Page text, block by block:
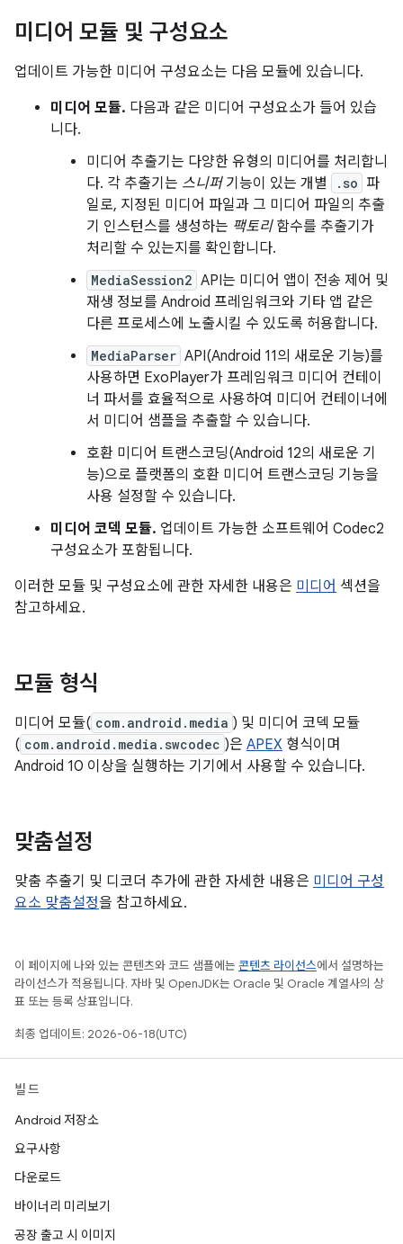
미디어 모듈 및 구성요소
업데이트 가능한 미디어 구성요소는 다음 모듈에 있습니다.
미디어 모듈. 다음과 같은 미디어 구성요소가 들어 있습
니다.
미디어 추출기는 다양한 유형의 미디어를 처리합니
다. 각 추출기는 스니퍼기능이 있는 개별 .so 파
일로, 지정된 미디어 파일과 그 미디어 파일의 추출
기 인스턴스를 생성하는 팩토리함수를 추출기가
처리할 수 있는지를 확인합니다.
MediaSession2 API는 미디어 앱이 전송 제어 및
재생 정보를 Android 프레임워크와 기타 앱 같은
다른 프로세스에 노출시킬 수 있도록 허용합니다.
MediaParser API(Android 11의 새로운 기능)를
사용하면 ExoPlayer가 프레임워크 미디어 컨테이
너 파서를 효율적으로 사용하여 미디어 컨테이너에
서 미디어 샘플을 추출할 수 있습니다.
호환 미디어 트랜스코딩(Android 12의 새로운 기
능)으로 플랫폼의 호환 미디어 트랜스코딩 기능을
사용 설정할 수 있습니다.
미디어 코덱 모듈. 업데이트 가능한 소프트웨어 Codec2
구성요소가 포함됩니다.
이러한 모듈 및 구성요소에 관한 자세한 내용은 미디어 섹션을
참고하세요.
모듈 형식
미디어 모듈( com.android.media ) 및 미디어 코덱 모듈
( com.android.media.swcodec )은 APEX 형식이며
Android 10 이상을 실행하는 기기에서 사용할 수 있습니다.
맞춤설정
맞춤 추출기 및 디코더 추가에 관한 자세한 내용은 미디어 구성
요소 맞춤설정을 참고하세요.
이 페이지에 나와 있는 콘텐츠와 코드 샘플에는 콘텐츠 라이선스에서 설명하는
라이선스가 적용됩니다. 자바 및 OpenJDK는 Oracle 및 Oracle 계열사의 상
표 또는 등록 상표입니다.
최종 업데이트: 2026-06-18(UTC)
빌드
Android 저장소
요구사항
다운로드
바이너리 미리보기
공장 출고 시 이미지